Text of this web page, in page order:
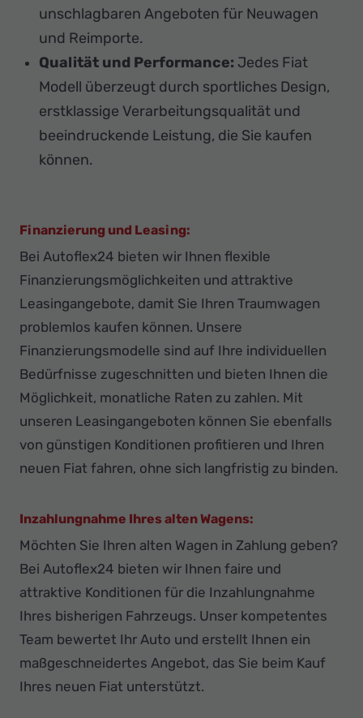
unschlagbaren Angeboten für Neuwagen
und Reimporte.
Qualität und Performance: Jedes Fiat
Modell überzeugt durch sportliches Design,
erstklassige Verarbeitungsqualität und
beeindruckende Leistung, die Sie kaufen
können.
Finanzierung und Leasing:
Bei Autoflex24 bieten wir Ihnen flexible
Finanzierungsmöglichkeiten und attraktive
Leasingangebote, damit Sie Ihren Traumwagen
problemlos kaufen können. Unsere
Finanzierungsmodelle sind auf Ihre individuellen
Bedürfnisse zugeschnitten und bieten Ihnen die
Möglichkeit, monatliche Raten zu zahlen. Mit
unseren Leasingangeboten können Sie ebenfalls
von günstigen Konditionen profitieren und Ihren
neuen Fiat fahren, ohne sich langfristig zu binden.
Inzahlungnahme Ihres alten Wagens:
Möchten Sie Ihren alten Wagen in Zahlung geben?
Bei Autoflex24 bieten wir Ihnen faire und
attraktive Konditionen für die Inzahlungnahme
Ihres bisherigen Fahrzeugs. Unser kompetentes
Team bewertet Ihr Auto und erstellt Ihnen ein
maßgeschneidertes Angebot, das Sie beim Kauf
Ihres neuen Fiat unterstützt.